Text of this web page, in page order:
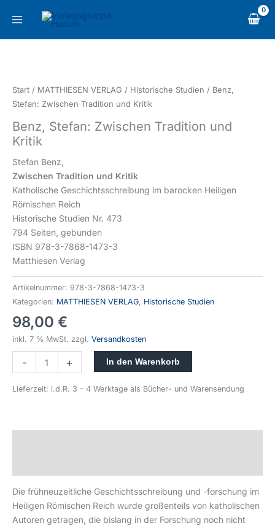
Inhalt
Start / MATTHIESEN VERLAG / Historische Studien / Benz,
Stefan: Zwischen Tradition und Kritik
Benz, Stefan: Zwischen Tradition und
Kritik
Stefan Benz,
Zwischen Tradition und Kritik
Katholische Geschichtsschreibung im barocken Heiligen
Römischen Reich
Historische Studien Nr. 473
794 Seiten, gebunden
ISBN 978-3-7868-1473-3
Matthiesen Verlag
Artikelnummer: 978-3-7868-1473-3
Kategorien: MATTHIESEN VERLAG, Historische Studien
98,00 €
inkl. 7 % MwSt. zzgl. Versandkosten
-
Zwischen
Tradition
Kritik
Menge
+ In den Warenkorb
Lieferzeit: i.d.R. 3 - 4 Werktage als Bücher- und Warensendung
Die frühneuzeitliche Geschichtsschreibung und -forschung im
Heiligen Römischen Reich wurde großenteils von katholischen
Autoren getragen, die bislang in der Forschung noch nicht